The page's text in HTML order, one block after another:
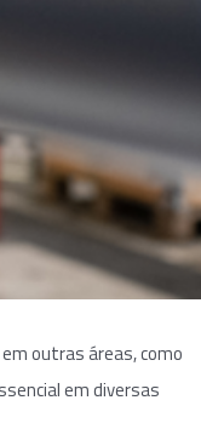
outras áreas, como
em diversas